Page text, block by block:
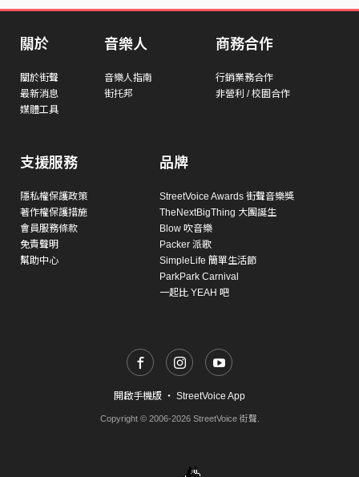
關於
關於街聲
最新消息
媒體工具
音樂人
音樂人指南
街托邦
商務合作
行銷業務合作
非營利 / 校園合作
支援服務
隱私權保護政策
著作權保護措施
會員服務條款
免責聲明
幫助中心
品牌
StreetVoice Awards 街聲音樂獎
TheNextBigThing 大團誕生
Blow 吹音樂
Packer 派歌
SimpleLife 簡單生活節
ParkPark Carnival
一起比 YEAH 吧
開啟手機版 ・ StreetVoice App
Copyright © 2006-2026 StreetVoice 街聲.